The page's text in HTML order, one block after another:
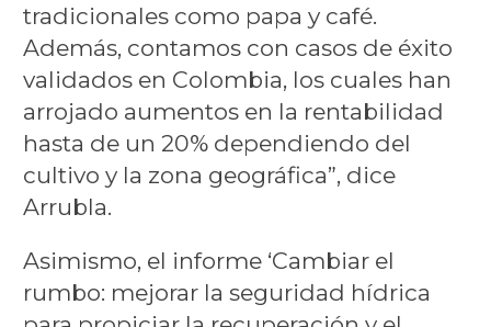
tradicionales como papa y café.
Además, contamos con casos de éxito
validados en Colombia, los cuales han
arrojado aumentos en la rentabilidad
hasta de un 20% dependiendo del
cultivo y la zona geográfica”, dice
Arrubla.
Asimismo, el informe ‘Cambiar el
rumbo: mejorar la seguridad hídrica